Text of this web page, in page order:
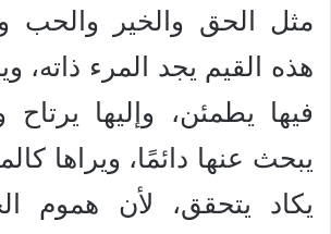
مثل الحق والخير والحب
هذه القيم يجد المرء ذاته،
فيها يطمئن، وإليها
يبحث عنها دائمًا، ويراها
يكاد يتحقق، لأن هموم